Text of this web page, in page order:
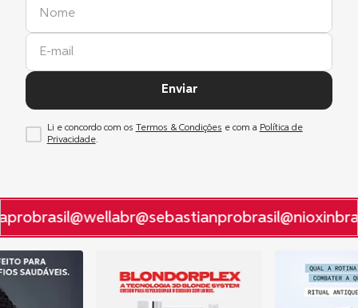
Enviar
Li e concordo com os Termos & Condições e com a Política de
Privacidade.
@wellabr@sebastianprobrasil